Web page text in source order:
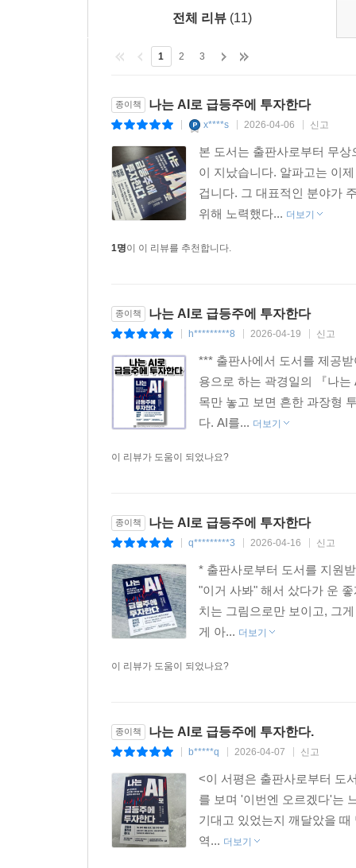
전체 리뷰 (11)
1 2 3
종이책 나는 AI로 급등주에 투자한다
x****s 2026-04-06 신고
본 도서는 출판사로부터 무
이 지났습니다. 알파고는 이
겁니다. 그 대표적인 분야가
위해 노력했다... 더보기
1명이 이 리뷰를 추천합니다.
종이책 나는 AI로 급등주에 투자한다
h*********8 2026-04-19 신고
*** 출판사에서 도서를 제공
용으로 하는 곽경일의 『나
목만 놓고 보면 흔한 과장형
다. AI를... 더보기
이 리뷰가 도움이 되었나요?
종이책 나는 AI로 급등주에 투자한다
q*********3 2026-04-16 신고
* 출판사로부터 도서를 지원
"이거 사봐" 해서 샀다가 운
치는 그림으로만 보이고, 그
게 아... 더보기
이 리뷰가 도움이 되었나요?
종이책 나는 AI로 급등주에 투자한다.
b*****q 2026-04-07 신고
<이 서평은 출판사로부터 도
를 보며 '이번엔 오르겠다'는
기대고 있었는지 깨달았을
역... 더보기